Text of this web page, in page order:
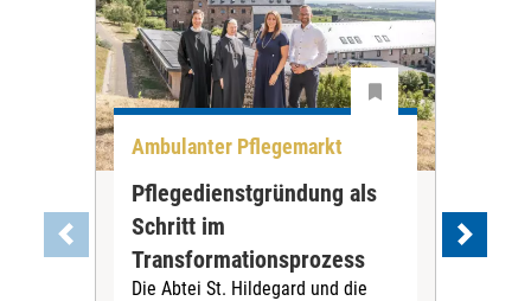
Ambulanter Pflegemarkt
Pflegedienstgründung als
Schritt im
Transformationsprozess
Die Abtei St. Hildegard und die